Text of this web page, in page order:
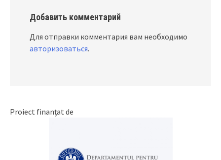
Добавить комментарий
Для отправки комментария вам необходимо
авторизоваться.
Proiect finanțat de